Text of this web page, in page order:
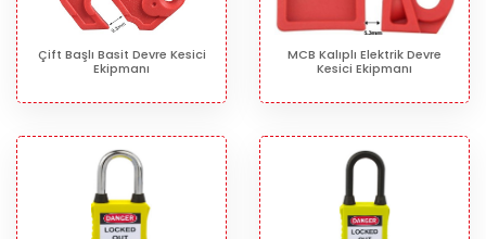
Çift Başlı Basit Devre Kesici
Ekipmanı
MCB Kalıplı Elektrik Devre
Kesici Ekipmanı